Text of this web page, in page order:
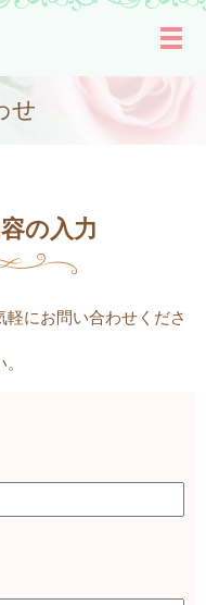
メ
せ
の入力
にお問い合わせくださ